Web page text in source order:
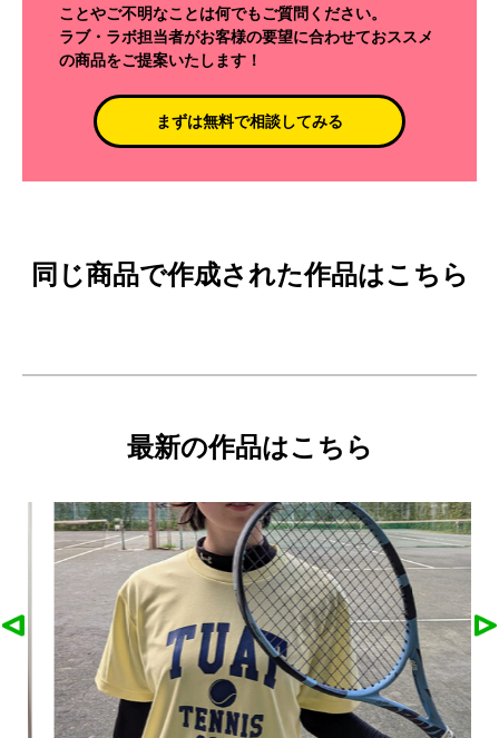
ことやご不明なことは何でもご質問ください。
ラブ・ラボ担当者がお客様の要望に合わせておススメ
の商品をご提案いたします！
まずは無料で相談してみる
同じ商品で作成された作品はこちら
最新の作品はこちら